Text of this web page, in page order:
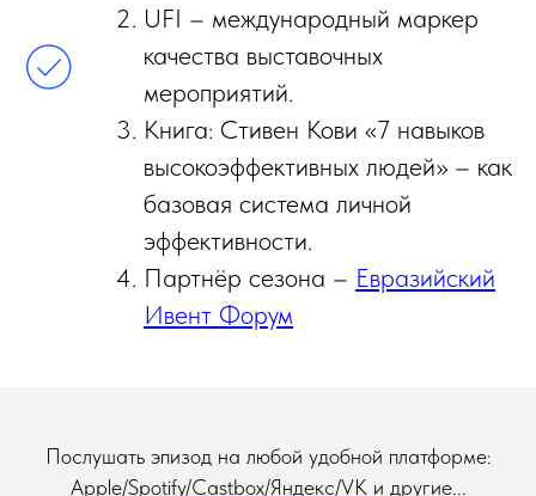
UFI – международный маркер
качества выставочных
мероприятий.
Книга: Стивен Кови «7 навыков
высокоэффективных людей» – как
базовая система личной
эффективности.
Партнёр сезона – Евразийский
Ивент Форум
Послушать эпизод на любой удобной платформе:
Apple/Spotify/Castbox/Яндекс/VK и другие...